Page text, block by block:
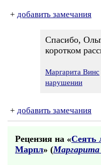
+ добавить замечания
Спасибо,
коротком
Маргарита Винс
нарушении
+ добавить замечания
Рецензия на «Сеять
Марпл» (